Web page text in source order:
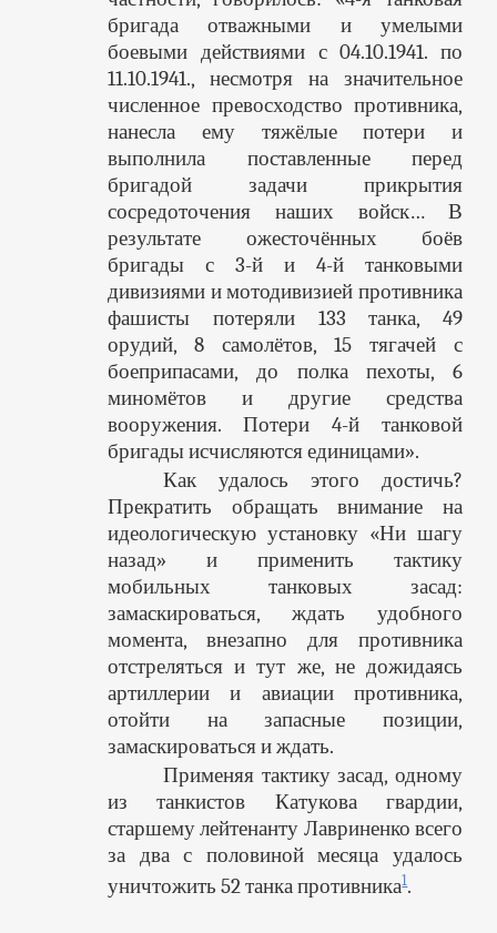
бригада отважными и умелыми
боевыми действиями с 04.10.1941. по
11.10.1941., несмотря на значительное
численное превосходство противника,
нанесла ему тяжёлые потери и
выполнила поставленные перед
бригадой задачи прикрытия
сосредоточения наших войск… В
результате ожесточённых боёв
бригады с 3-й и 4-й танковыми
дивизиями и мотодивизией противника
фашисты потеряли 133 танка, 49
орудий, 8 самолётов, 15 тягачей с
боеприпасами, до полка пехоты, 6
миномётов и другие средства
вооружения. Потери 4-й танковой
бригады исчисляются единицами».
Как удалось этого достичь?
Прекратить обращать внимание на
идеологическую установку «Ни шагу
назад» и применить тактику
мобильных танковых засад:
замаскироваться, ждать удобного
момента, внезапно для противника
отстреляться и тут же, не дожидаясь
артиллерии и авиации противника,
отойти на запасные позиции,
замаскироваться и ждать.
Применяя тактику засад, одному
из танкистов Катукова гвардии,
старшему лейтенанту Лавриненко всего
за два с половиной месяца удалось
уничтожить 52 танка противника1.